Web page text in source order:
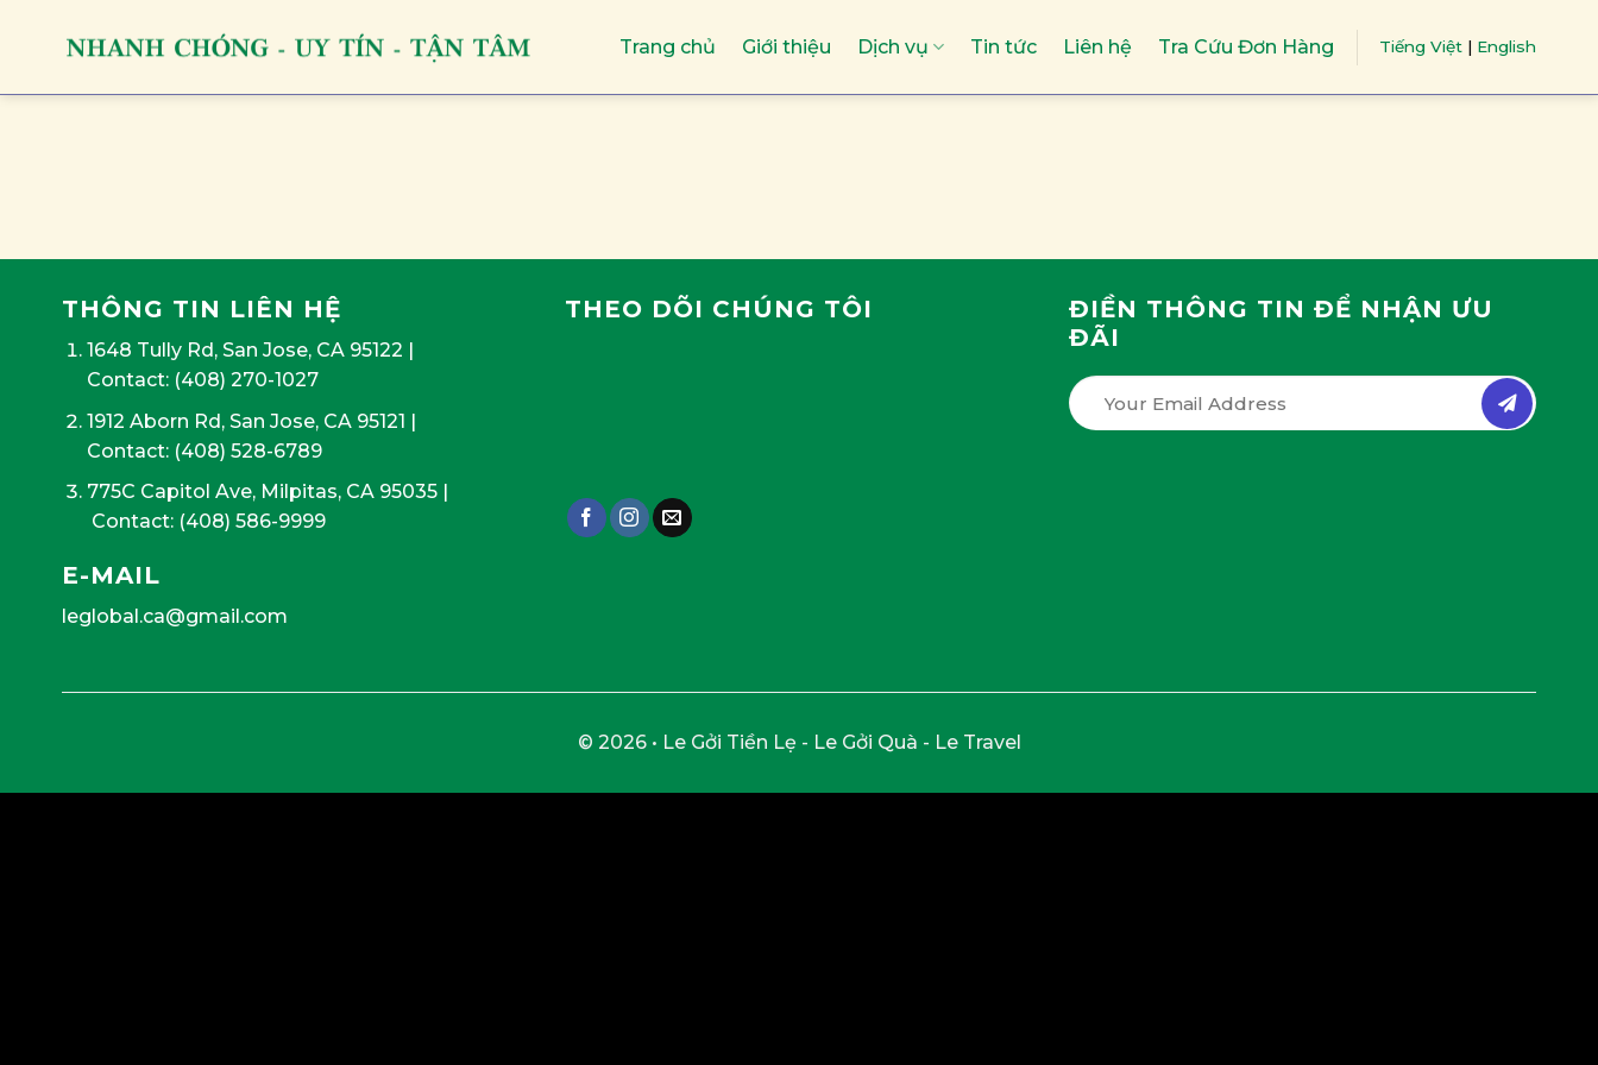
Trang chủ Giới thiệu Dịch vụ Tin tức Liên hệ Tra Cứu Đơn Hàng Tiếng Việt | English
THÔNG TIN LIÊN HỆ
1648 Tully Rd, San Jose, CA 95122 |
Contact: (408) 270-1027
1912 Aborn Rd, San Jose, CA 95121 |
Contact: (408) 528-6789
775C Capitol Ave, Milpitas, CA 95035|
Contact: (408) 586-9999
E-MAIL
leglobal.ca@gmail.com
THEO DÕI CHÚNG TÔI
ĐIỀN THÔNG TIN ĐỂ NHẬN ƯU
ĐÃI
© 2026 • Le Gởi Tiền Lẹ - Le Gởi Quà - Le Travel